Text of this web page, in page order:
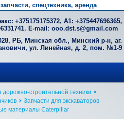
спецтехника, аренда
+375175175372, А1: +375447696365,
. E-mail: ooo.dst.s@gmail.com
РБ, Минская обл., Минский р-н, аг.
ул. Линейная, д. 2, пом. №1-9
дорожно-строительной техники
Запчасти для экскаваторов-
материалы Caterpillar